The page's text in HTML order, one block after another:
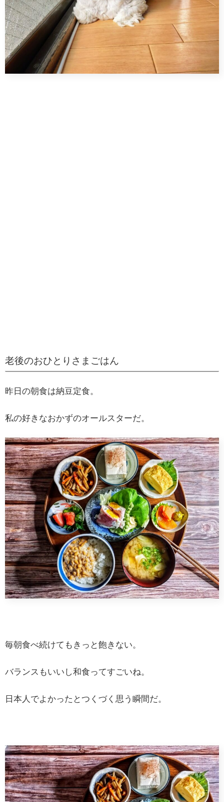
老後のおひとりさまごはん
昨日の朝食は納豆定食。
私の好きなおかずのオールスターだ。
毎朝食べ続けてもきっと飽きない。
バランスもいいし和食ってすごいね。
日本人でよかったとつくづく思う瞬間だ。